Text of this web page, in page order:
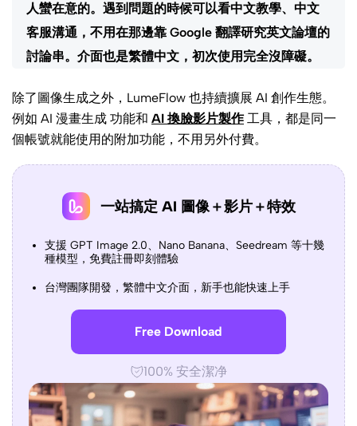
人蠻在意的。遇到問題的時候可以看中文教學、中文
客服溝通，不用在那邊靠 Google 翻譯研究英文論壇的
討論串。介面也是繁體中文，初次使用完全沒障礙。
除了圖像生成之外，LumeFlow 也持續擴展 AI 創作生態。
例如 AI 漫畫生成 功能和 AI 換臉影片製作工具，都是同一
個帳號就能使用的附加功能，不用另外付費。
一站搞定 AI 圖像＋影片＋特效
支援 GPT Image 2.0、Nano Banana、Seedream 等十幾
種模型，免費註冊即刻體驗
台灣團隊開發，繁體中文介面，新手也能快速上手
Free Download
100% 安全潔净